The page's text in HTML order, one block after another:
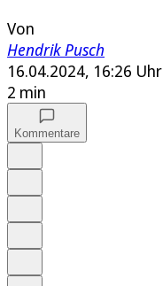
Von
Hendrik Pusch
16.04.2024, 16:26 Uhr
2 min
Kommentare